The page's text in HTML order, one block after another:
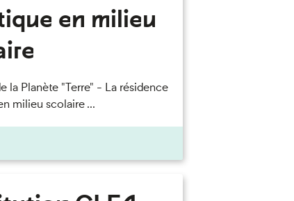
en milieu
la Planète "Terre" - La résidence
milieu scolaire ...